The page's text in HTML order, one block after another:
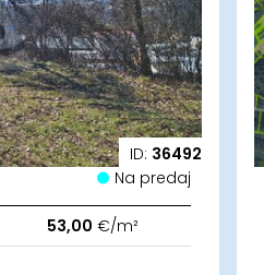
ID: 36492
Na predaj
53,00 €/m²